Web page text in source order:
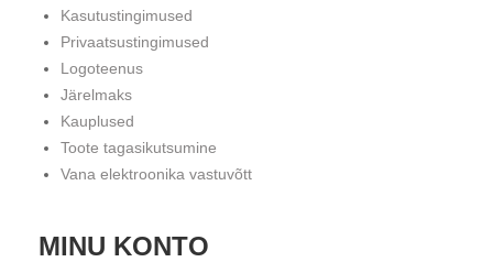
Kasutustingimused
Privaatsustingimused
Logoteenus
Järelmaks
Kauplused
Toote tagasikutsumine
Vana elektroonika vastuvõtt
MINU KONTO